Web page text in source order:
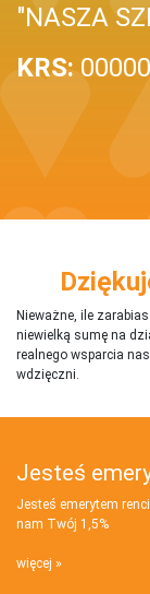
"NASZA
KRS:
Nieważne, ile
niewielką sumę na
realnego wsparcia
wdzięczni.
Jesteś
Jesteś emerytem
nam Twój 1,5%
więcej